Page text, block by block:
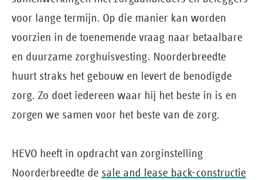
voor lange termijn. Op die manier kan worden
voorzien in de toenemende vraag naar betaalbare
en duurzame zorghuisvesting. Noorderbreedte
huurt straks het gebouw en levert de benodigde
zorg. Zo doet iedereen waar hij het beste in is en
zorgen we samen voor het beste van de zorg.
HEVO heeft in opdracht van zorginstelling
Noorderbreedte de sale and lease back-constructie